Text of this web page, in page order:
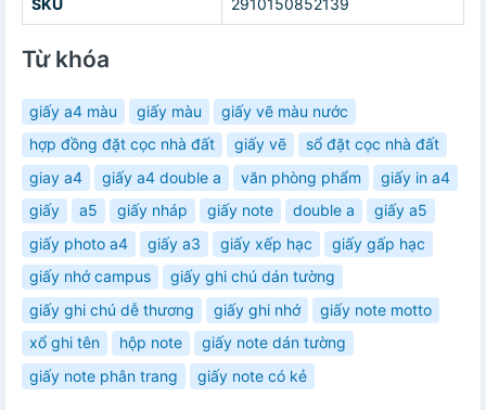
SKU 2910150852139
Từ khóa
giấy a4 màu giấy màu
giấy vẽ màu nước
hợp đồng đặt cọc nhà đất
giấy vẽ
sổ đặt cọc nhà đất
giay a4
giấy a4 double a văn phòng phẩm
giấy in a4
giấy
a5 giấy nháp giấy note double a
giấy a5
giấy photo a4
giấy a3 giấy xếp hạc
giấy gấp hạc
giấy nhớ campus
giấy ghi chú dán tường
giấy ghi chú dễ thương
giấy ghi nhớ
giấy note motto
xổ ghi tên
hộp note
giấy note dán tường
giấy note phân trang
giấy note có kẻ